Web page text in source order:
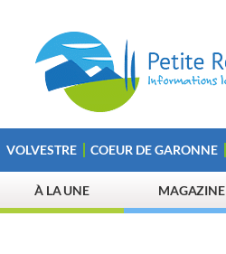
VOLVESTRE COEUR DE GARONNE
À LA UNE MAGAZINE